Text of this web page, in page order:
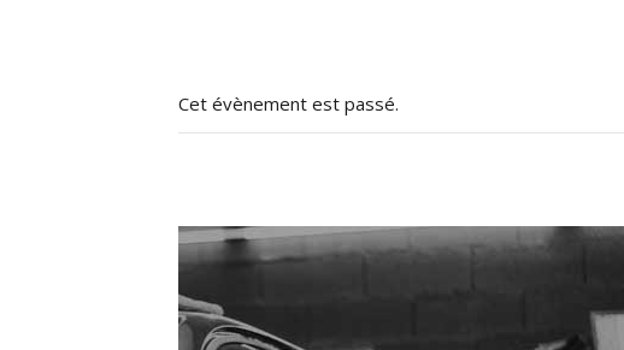
Cet évènement est passé.